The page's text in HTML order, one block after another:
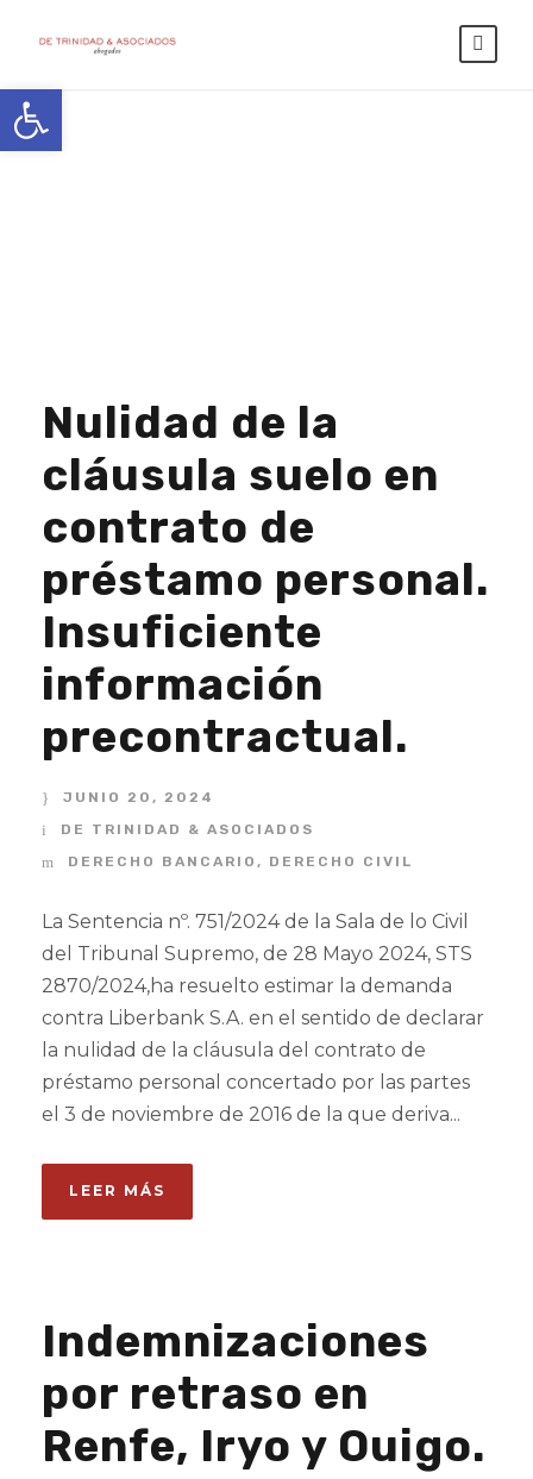
Abrir barra de herramientas
Nulidad de la
cláusula suelo en
contrato de
préstamo personal.
Insuficiente
información
precontractual.
JUNIO 20, 2024
DE TRINIDAD & ASOCIADOS
DERECHO BANCARIO , DERECHO CIVIL
La Sentencia nº. 751/2024 de la Sala de lo Civil
del Tribunal Supremo, de 28 Mayo 2024, STS
2870/2024,ha resuelto estimar la demanda
contra Liberbank S.A. en el sentido de declarar
la nulidad de la cláusula del contrato de
préstamo personal concertado por las partes
el 3 de noviembre de 2016 de la que deriva...
LEER MÁS
Indemnizaciones
por retraso en
Renfe, Iryo y Ouigo.